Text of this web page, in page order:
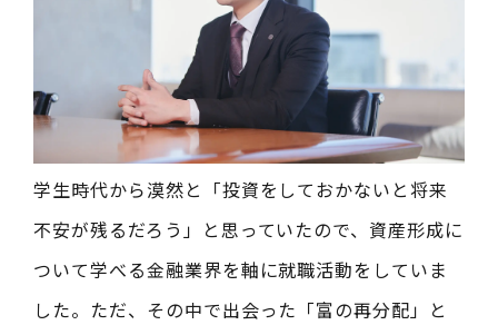
学生時代から漠然と「投資をしておかないと将来
不安が残るだろう」と思っていたので、資産形成に
ついて学べる金融業界を軸に就職活動をしていま
した。ただ、その中で出会った「富の再分配」と